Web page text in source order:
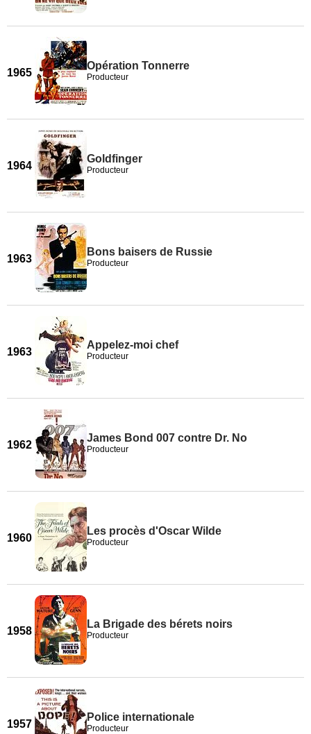
1965
Opération Tonnerre
Producteur
1964
Goldfinger
Producteur
1963
Bons baisers de Russie
Producteur
1963
Appelez-moi chef
Producteur
1962
James Bond 007 contre Dr. No
Producteur
1960
Les procès d'Oscar Wilde
Producteur
1958
La Brigade des bérets noirs
Producteur
1957
Police internationale
Producteur